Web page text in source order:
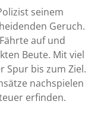
seinem
Geruch.
auf und
Beute. Mit viel
Spur bis zum Ziel.
nachspielen
erfinden.